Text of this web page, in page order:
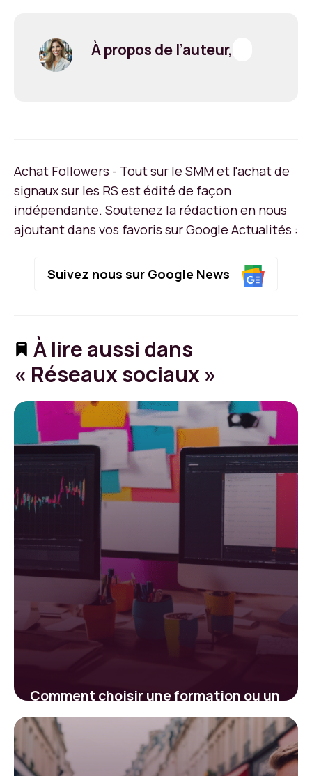
À propos de l’auteur,
Achat Followers - Tout sur le SMM et l'achat de
signaux sur les RS est édité de façon
indépendante. Soutenez la rédaction en nous
ajoutant dans vos favoris sur Google Actualités :
Suivez nous sur Google News
À lire aussi dans
« Réseaux sociaux »
Comment choisir une formation ou un
accompagnement en growth hacking
réellement performant ?
14 juin 2025